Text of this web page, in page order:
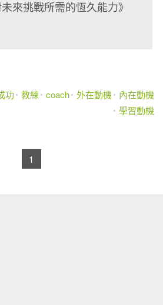
來挑戰所需的恆久能力》
功
教練 coach 外在動機
內在動機
學習動機
1